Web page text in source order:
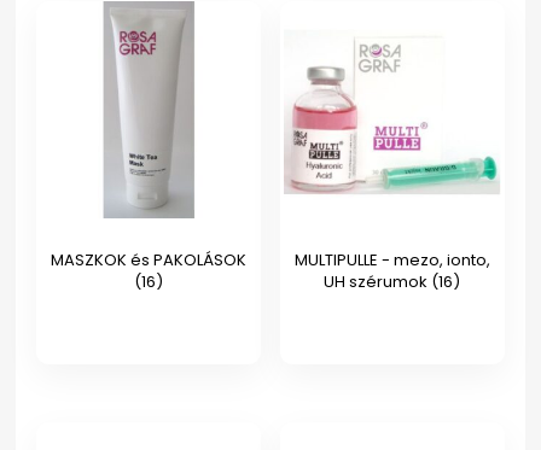
MASZKOK és PAKOLÁSOK
(16)
MULTIPULLE - mezo, ionto,
UH szérumok (16)